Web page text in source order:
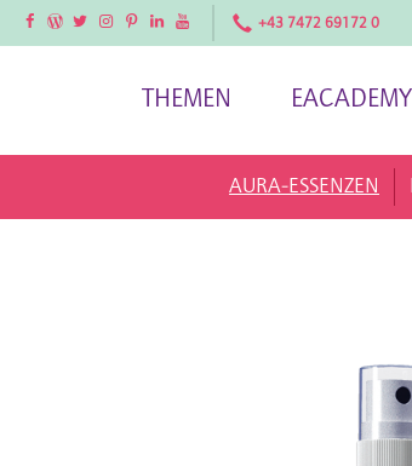
FacebookFacebookTwitterInstagramPinterestLinkedInYouTube +43 7472 69172 0
THEMEN EACADEMY
AURA-ESSENZEN